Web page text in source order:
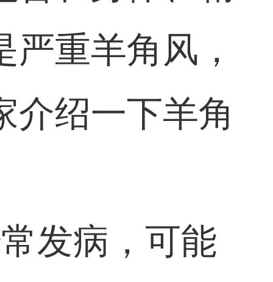
重羊角风，
介绍一下羊角
发病，可能